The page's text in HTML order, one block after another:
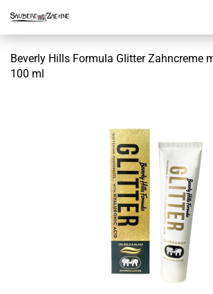
Beverly Hills Formula Glitter Zahncreme
100 ml